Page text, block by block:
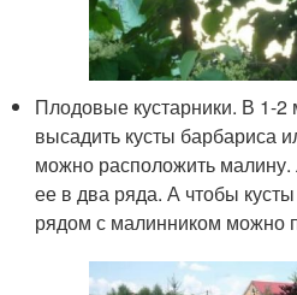
Плодовые кустарники. В 1-2
высадить кусты барбариса
можно расположить
ее в два ряда. А чтобы
рядом с малинником можно